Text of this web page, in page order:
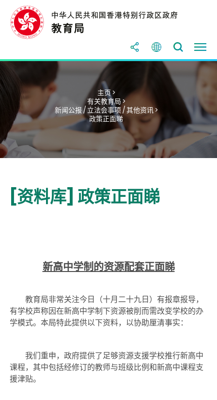
主页 >
有关教育局 >
新闻公报 / 立法会事项 / 其他资讯 >
政策正面睇
[资料库] 政策正面睇
新高中学制的资源配套正面睇
教育局非常关注今日（十月二十九日）有报章报导，
有学校声称因在新高中学制下资源被削而需改变学校的办
学模式。本局特此提供以下资料，以协助厘清事实：
我们重申，政府提供了足够资源支援学校推行新高中
课程，其中包括经修订的教师与班级比例和新高中课程支
援津贴。